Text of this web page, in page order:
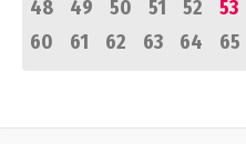
48
49 50 51 52 53
60
61 62 63 64 65